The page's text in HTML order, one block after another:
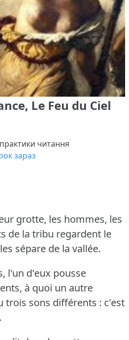
Le Feu du Ciel
читання
зараз
grotte, les hommes, les
de la tribu regardent le
sépare de la vallée.
l'un d'eux pousse
à quoi un autre
trois sons différents : c'est